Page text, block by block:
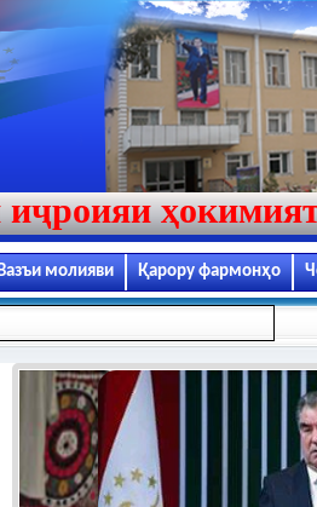
молияви Қарору фармонҳо